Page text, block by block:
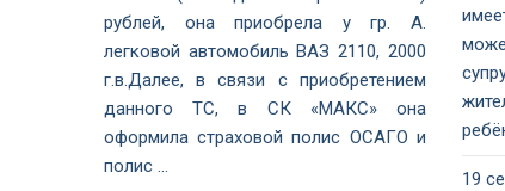
рублей, она приобрела у гр. А.
легковой автомобиль ВАЗ 2110, 2000
г.в.Далее, в связи с приобретением
данного ТС, в СК «МАКС» она
оформила страховой полис ОСАГО и
полис ...
19